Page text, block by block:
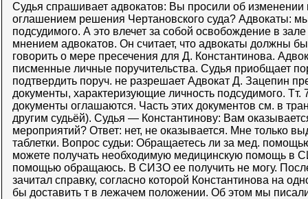
Судья спрашивает адвокатов: Вы просили об
оглашением решения Чертановского суда? Адвокаты:
подсудимого. А это влечет за собой освобождение в
мнением адвокатов. Он считает, что адвокаты должны
говорить о мере пресечения для Д. Константинова.
писменные личные поручительства. Судья приобщает
подтвердить поруч. не разрешает Адвокат Д. Зацепин
документы, характеризующие личность подсудимого. Тт.
документы оглашаются. Часть этих документов см. в
другим судьёй). Судья — Константинову: Вам
мероприятий? Ответ: нет, не оказывается. Мне только
таблетки. Вопрос судьи: Обращаетесь ли за мед.
можете получать необходимую медицинскую помощь в
помощью обращаюсь. В СИЗО ее получить не могу.
зачитал справку, согласно которой Константинова на
бы доставить т в лежачем положении. Об этом мы